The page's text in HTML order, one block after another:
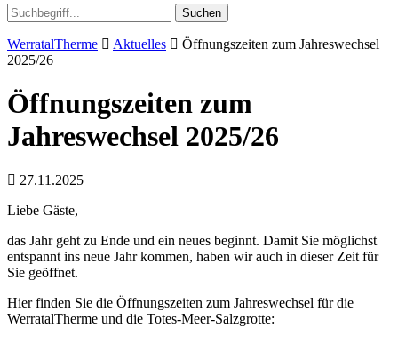
Suchen
WerratalTherme Aktuelles
Öffnungszeiten zum Jahreswechsel
2025/26
Öffnungszeiten zum
Jahreswechsel 2025/26
27.11.2025
Liebe Gäste,
das Jahr geht zu Ende und ein neues beginnt. Damit Sie möglichst
entspannt ins neue Jahr kommen, haben wir auch in dieser Zeit für
Sie geöffnet.
Hier finden Sie die Öffnungszeiten zum Jahreswechsel für die
WerratalTherme und die Totes-Meer-Salzgrotte: